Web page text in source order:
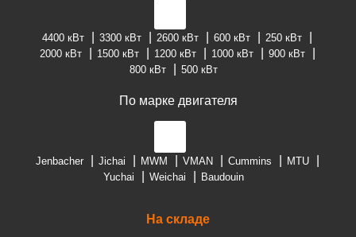
4400 кВт 3300 кВт 2600 кВт 600 кВт
250 кВт
2000 кВт
1500 кВт 1200 кВт 1000 кВт
900 кВт
800 кВт
500 кВт
По марке двигателя
Jenbacher Jichai MWM VMAN Cummins
MTU
Yuchai
Weichai Baudouin
На складе